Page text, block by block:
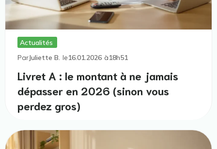
Actualités
ParJuliette B. le16.01.2026 à18h51
Livret A : le montant à ne jamais
dépasser en 2026 (sinon vous
perdez gros)